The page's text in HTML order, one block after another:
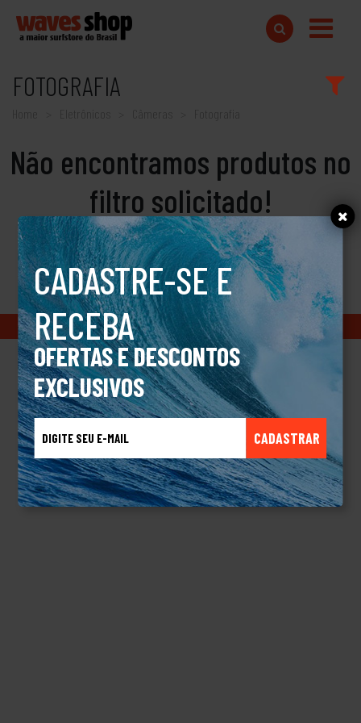
CADASTRE-SE E
RECEBA
OFERTAS E DESCONTOS
EXCLUSIVOS
CADASTRAR
FOTOGRAFIA
Home Câmeras
Não encontramos produtos no
filtro solicitado!
Copyright © 2018 www.wavesshop.com.br - Todos os direitos reservados